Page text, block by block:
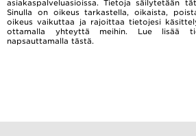
asiakaspalveluasioissa. Tietoja säilytetään
Sinulla on oikeus tarkastella, oikaista,
oikeus vaikuttaa ja rajoittaa tietojesi
ottamalla yhteyttä meihin. Lue lisää
napsauttamalla tästä.